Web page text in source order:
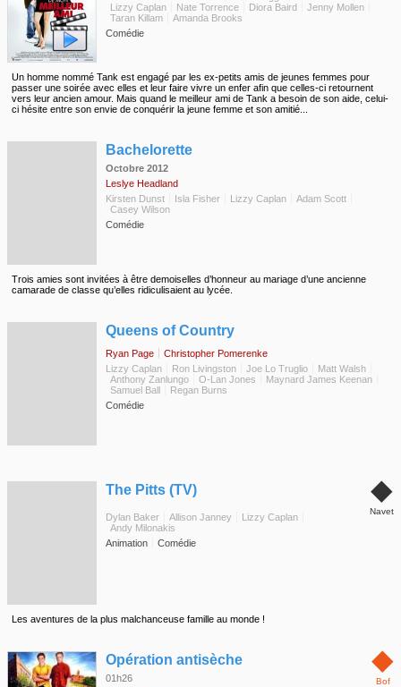
Lizzy Caplan
Nate Torrence Diora Baird
Jenny Mollen
Taran Killam
Amanda Brooks
Comédie
Un homme nommé Tank est engagé par les ex-petits amis de jeunes femmes pour
passer une soirée avec elles et leur faire vivre un enfer afin que celles-ci retournent
vers leur ancien amour. Mais quand le meilleur ami de Tank a besoin de son aide, celui-
ci hésite entre son envie de conquérir la jeune femme et son amitié...
Bachelorette
Octobre 2012
Leslye Headland
Kirsten Dunst
Isla Fisher Lizzy Caplan
Adam Scott
Casey Wilson
Comédie
Trois amies sont invitées à être demoiselles d’honneur au mariage d’une ancienne
camarade de classe qu’elles ridiculisaient au lycée.
Queens of Country
Ryan Page
Christopher Pomerenke
Lizzy Caplan
Ron Livingston Joe Lo Truglio
Matt Walsh
Anthony Zanlungo
O-Lan Jones
Maynard James Keenan
Samuel Ball
Regan Burns
Comédie
◆
Navet
The Pitts (TV)
Dylan Baker Allison Janney
Lizzy Caplan
Andy Milonakis
Animation
Comédie
Les aventures de la plus malchanceuse famille au monde !
◆
Bof
Opération antisèche
01h26